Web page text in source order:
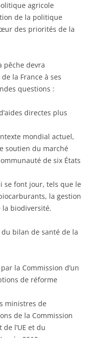
agricole
de la politique
des priorités de la
pêche devra
la France à ses
questions :
directes plus
mondial actuel,
soutien du marché
de six États
se font jour, tels que le
la gestion
la biodiversité.
bilan de santé de la
la Commission d’un
de réforme
ministres de
de la Commission
l’UE et du